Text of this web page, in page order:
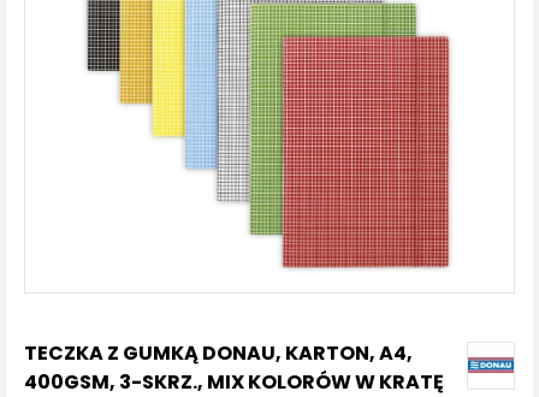
TECZKA Z GUMKĄ DONAU, KARTON, A4,
400GSM, 3-SKRZ., MIX KOLORÓW W KRATĘ